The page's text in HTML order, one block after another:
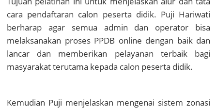
cara pendaftaran calon peserta didik. Puji Hariwati
berharap agar semua admin dan operator bisa
melaksanakan proses PPDB online dengan baik dan
lancar dan memberikan pelayanan terbaik bagi
masyarakat terutama kepada calon peserta didik.
Kemudian Puji menjelaskan mengenai sistem zonasi